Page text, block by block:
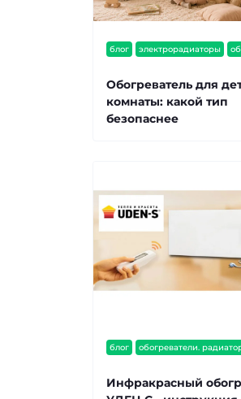
блог электрорадиаторы
Обогреватель для
комнаты: какой тип
безопаснее
блог обогреватели.
Инфракрасный